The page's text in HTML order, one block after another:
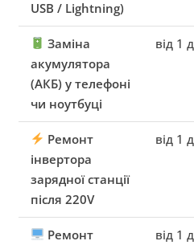
USB / Lightning)
Заміна
акумулятора
(АКБ) у телефоні
чи ноутбуці
від 1
Ремонт
інвертора
зарядної станції
після 220V
від 1
Ремонт
від 1